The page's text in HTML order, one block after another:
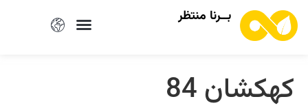
بــرنا منتظر
کهکشان 84